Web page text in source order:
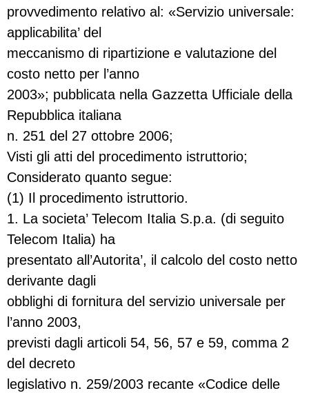
provvedimento relativo al: «Servizio universale:
applicabilita’ del
meccanismo di ripartizione e valutazione del
costo netto per l’anno
2003»; pubblicata nella Gazzetta Ufficiale della
Repubblica italiana
n. 251 del 27 ottobre 2006;
Visti gli atti del procedimento istruttorio;
Considerato quanto segue:
(1) Il procedimento istruttorio.
1. La societa’ Telecom Italia S.p.a. (di seguito
Telecom Italia) ha
presentato all’Autorita’, il calcolo del costo netto
derivante dagli
obblighi di fornitura del servizio universale per
l’anno 2003,
previsti dagli articoli 54, 56, 57 e 59, comma 2
del decreto
legislativo n. 259/2003 recante «Codice delle